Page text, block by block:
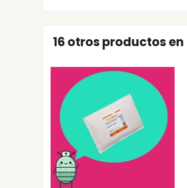
16 otros productos